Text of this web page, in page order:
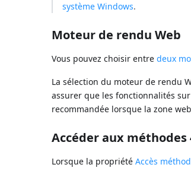
système Windows.
Moteur de rendu Web
Vous pouvez choisir entredeux
La sélection du moteur de rendu
assurer que les fonctionnalités
recommandée lorsque la zone
Accéder aux méthodes
Lorsque la propriétéAccès